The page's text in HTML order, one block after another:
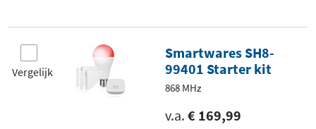
Vergelijk
Smartwares SH8-
99401 Starter kit
868 MHz
v.a. € 169,99